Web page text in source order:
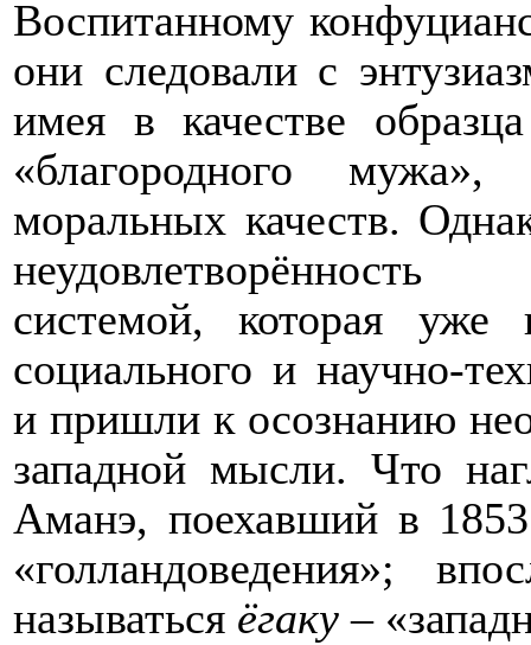
Воспитанному
они следовали с
имея в качестве
«благородного
моральных качеств.
неудовлетворённость
системой, которая уже
социального и научно-
и пришли к осознанию
западной мысли. Что
Аманэ, поехавший в
«голландоведения»;
называться ёгаку –